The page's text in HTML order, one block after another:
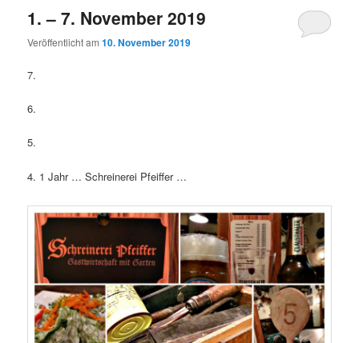
1. – 7. November 2019
Veröffentlicht am10. November 2019
7.
6.
5.
4. 1 Jahr … Schreinerei Pfeiffer …